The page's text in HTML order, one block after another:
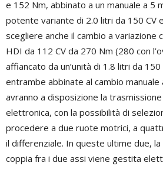
e 152 Nm, abbinato a un manuale a 5
potente variante di 2.0 litri da 150 CV
scegliere anche il cambio a variazione
HDI da 112 CV da 270 Nm (280 con
affiancato da un’unità di 1.8 litri da
entrambe abbinate al cambio
avranno a disposizione la
elettronica, con la possibilità di
procedere a due ruote motrici, a
il differenziale. In queste ultime due,
coppia fra i due assi viene gestita